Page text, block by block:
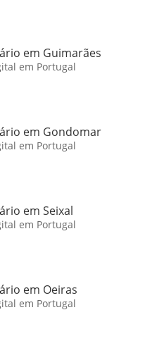
em Guimarães
em Portugal
em Gondomar
em Portugal
em Seixal
em Portugal
em Oeiras
em Portugal